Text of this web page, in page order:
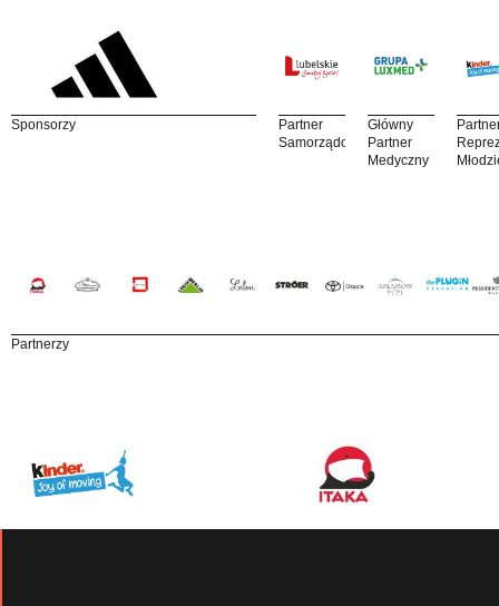
Sponsorzy
Partner
Samorządowy
Główny
Partner
Medyczny
Partnerzy